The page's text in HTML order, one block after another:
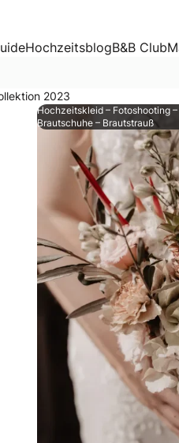
HochzeitsblogB&B Club
2023
Das Ergebnis:
Hochzeitskleid – Fotoshooting
Brautschuhe – Brautstrauß